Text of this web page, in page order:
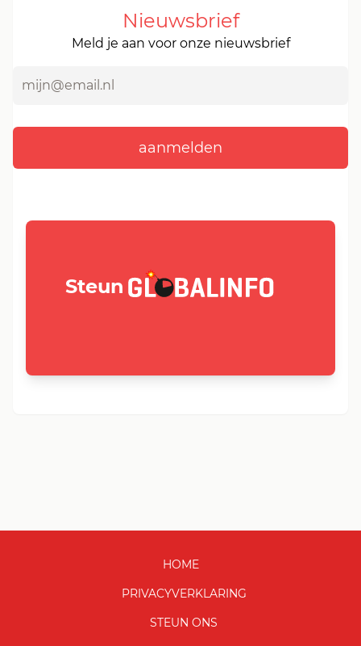
Nieuwsbrief
Meld je aan voor onze nieuwsbrief
Steun GLOBALINFO.nl
HOME
PRIVACYVERKLARING
STEUN ONS